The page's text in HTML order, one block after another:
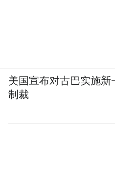
美国宣布对古巴实施新
制裁